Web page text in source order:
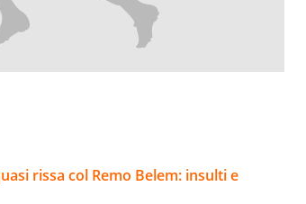
rissa col Remo Belem: insulti e